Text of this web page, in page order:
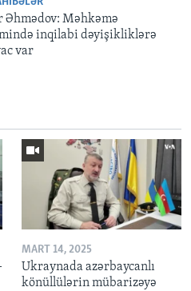
Əhmədov: Məhkəmə
inqilabi dəyişikliklərə
var
MART 14, 2025
Ukraynada azərbaycanlı
könüllülərin mübarizəyə